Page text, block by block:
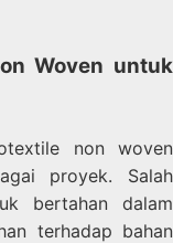
Woven untuk
non woven
proyek. Salah
bertahan dalam
terhadap bahan